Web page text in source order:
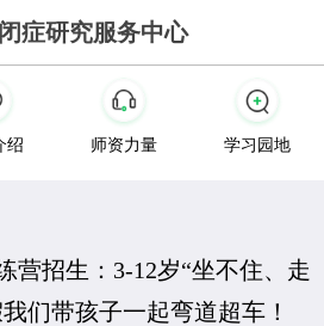
症研究服务中心
绍 师资力量 学习园地
营招生：3-12岁“坐不住、走
们带孩子一起弯道超车！